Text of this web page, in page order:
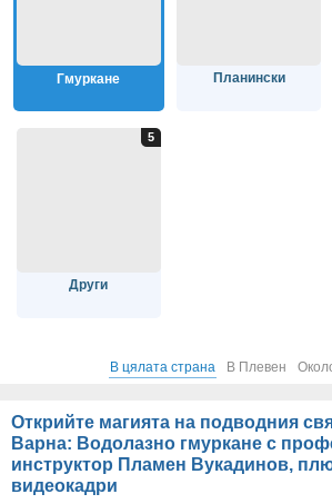
Гмуркане Планински
Други
В цялата страна В Плевен
Открийте магията на подводния
Варна: Водолазно гмуркане с
инструктор Пламен Вукадинов,
видеокадри